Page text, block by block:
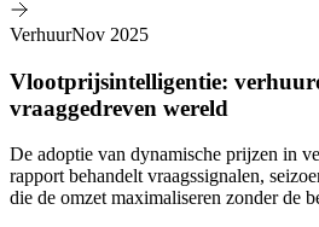
VerhuurNov 2025
Vlootprijsintelligentie:
vraaggedreven wereld
De adoptie van dynamische prijzen in
rapport behandelt vraagssignalen,
die de omzet maximaliseren zonder de